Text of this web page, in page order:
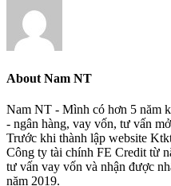
About Nam NT
Nam NT - Mình có hơn 5 năm
- ngân hàng, vay vốn, tư vấn
Trước khi thành lập website
Công ty tài chính FE Credit từ
tư vấn vay vốn và nhận được
năm 2019.